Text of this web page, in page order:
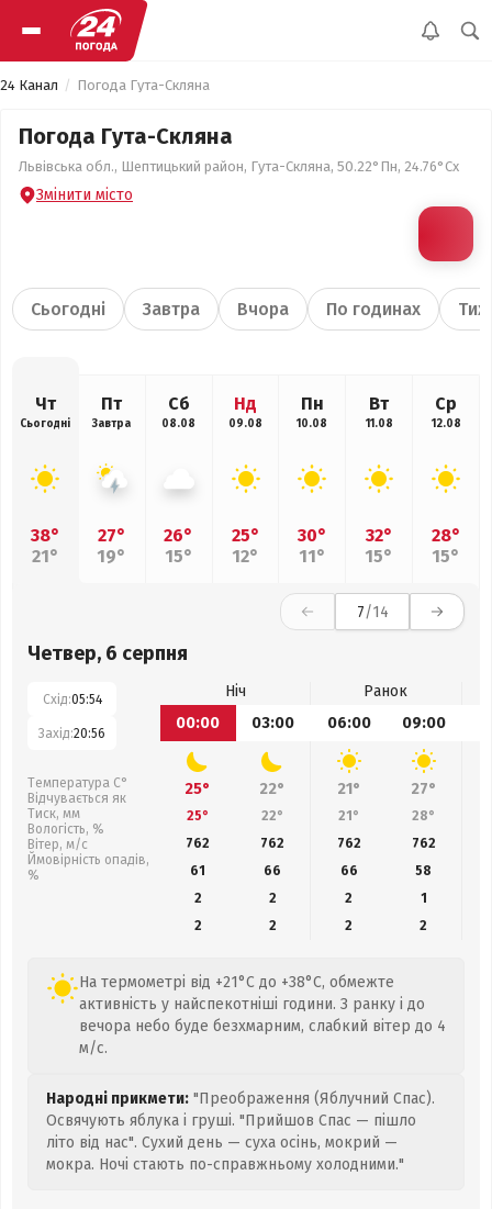
24 Канал Погода Гута-Скляна
Погода Гута-Скляна
Львівська обл., Шептицький район, Гута-Скляна, 50.22°Пн, 24.76°Сх
Змінити місто
Сьогодні Завтра Вчора По годинах
Чт
Сьогодні
38°
21°
Пт
Завтра
27°
19°
Сб
08.08
26°
15°
Нд
09.08
25°
12°
Пн
10.08
30°
11°
Вт
11.08
32°
15°
Ср
12.08
28°
15°
7/14
Четвер, 6 серпня
Схід:05:54
Захід:20:56
Температура С°
Відчувається як
Тиск, мм
Вологість, %
Вітер, м/с
Ймовірність опадів,
%
Ніч
Ранок
00:00
03:00 06:00 09:00
25° 22° 21° 27°
25° 22° 21° 28°
762
762 762 762
61
66 66
58
2
2 2
1
2
2 2 2
На термометрі від +21°C до +38°C, обмежте
активність у найспекотніші години. З ранку і до
вечора небо буде безхмарним, слабкий вітер до 4
м/с.
Народні прикмети: "Преображення (Яблучний Спас).
Освячують яблука і груші. "Прийшов Спас — пішло
літо від нас". Сухий день — суха осінь, мокрий —
мокра. Ночі стають по-справжньому холодними."